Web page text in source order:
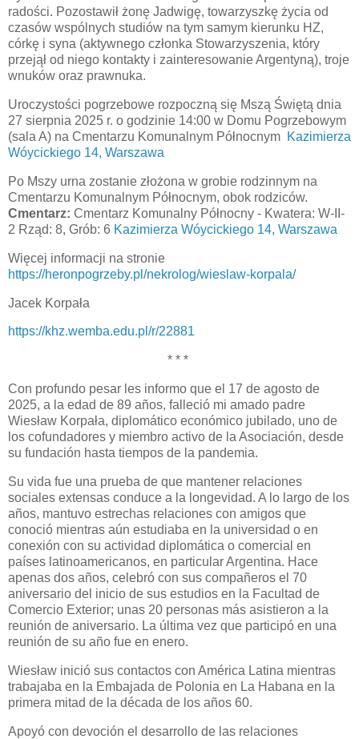
radości. Pozostawił żonę Jadwigę, towarzyszkę życia od
czasów wspólnych studiów na tym samym kierunku HZ,
córkę i syna (aktywnego członka Stowarzyszenia, który
przejął od niego kontakty i zainteresowanie Argentyną), troje
wnuków oraz prawnuka.
Uroczystości pogrzebowe rozpoczną się Mszą Świętą dnia
27 sierpnia 2025 r. o godzinie 14:00 w Domu Pogrzebowym
(sala A) na Cmentarzu Komunalnym Północnym Kazimierza
Wóycickiego 14, Warszawa
Po Mszy urna zostanie złożona w grobie rodzinnym na
Cmentarzu Komunalnym Północnym, obok rodziców.
Cmentarz: Cmentarz Komunalny Północny - Kwatera: W-II-
2 Rząd: 8, Grób: 6 Kazimierza Wóycickiego 14, Warszawa
Więcej informacji na stronie
https://heronpogrzeby.pl/nekrolog/wieslaw-korpala/
Jacek Korpała
https://khz.wemba.edu.pl/r/22881
* * *
Con profundo pesar les informo que el 17 de agosto de
2025, a la edad de 89 años, falleció mi amado padre
Wiesław Korpała, diplomático económico jubilado, uno de
los cofundadores y miembro activo de la Asociación, desde
su fundación hasta tiempos de la pandemia.
Su vida fue una prueba de que mantener relaciones
sociales extensas conduce a la longevidad. A lo largo de los
años, mantuvo estrechas relaciones con amigos que
conoció mientras aún estudiaba en la universidad o en
conexión con su actividad diplomática o comercial en
países latinoamericanos, en particular Argentina. Hace
apenas dos años, celebró con sus compañeros el 70
aniversario del inicio de sus estudios en la Facultad de
Comercio Exterior; unas 20 personas más asistieron a la
reunión de aniversario. La última vez que participó en una
reunión de su año fue en enero.
Wiesław inició sus contactos con América Latina mientras
trabajaba en la Embajada de Polonia en La Habana en la
primera mitad de la década de los años 60.
Apoyó con devoción el desarrollo de las relaciones